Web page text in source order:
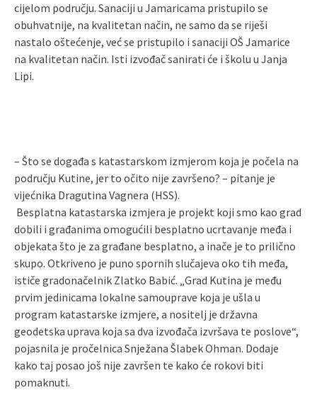
cijelom području. Sanaciji u Jamaricama pristupilo se
obuhvatnije, na kvalitetan način, ne samo da se riješi
nastalo oštećenje, već se pristupilo i sanaciji OŠ Jamarice
na kvalitetan način. Isti izvođač sanirati će i školu u Janja
Lipi.
– Što se događa s katastarskom izmjerom koja je počela na
području Kutine, jer to očito nije završeno? – pitanje je
vijećnika Dragutina Vagnera (HSS).
Besplatna katastarska izmjera je projekt koji smo kao grad
dobili i građanima omogućili besplatno ucrtavanje međa i
objekata što je za građane besplatno, a inače je to prilično
skupo. Otkriveno je puno spornih slučajeva oko tih međa,
ističe gradonačelnik Zlatko Babić. „Grad Kutina je među
prvim jedinicama lokalne samouprave koja je ušla u
program katastarske izmjere, a nositelj je državna
geodetska uprava koja sa dva izvođača izvršava te poslove“,
pojasnila je pročelnica Snježana Šlabek Ohman. Dodaje
kako taj posao još nije završen te kako će rokovi biti
pomaknuti.